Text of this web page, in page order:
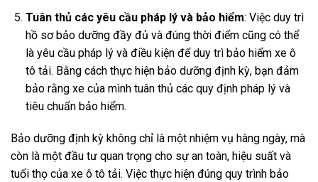
Tuân thủ các yêu cầu pháp lý và bảo hiểm: Việc duy trì
hồ sơ bảo dưỡng đầy đủ và đúng thời điểm cũng có thể
là yêu cầu pháp lý và điều kiện để duy trì bảo hiểm xe ô
tô tải. Bằng cách thực hiện bảo dưỡng định kỳ, bạn đảm
bảo rằng xe của mình tuân thủ các quy định pháp lý và
tiêu chuẩn bảo hiểm.
Bảo dưỡng định kỳ không chỉ là một nhiệm vụ hàng ngày, mà
còn là một đầu tư quan trọng cho sự an toàn, hiệu suất và
tuổi thọ của xe ô tô tải. Việc thực hiện đúng quy trình bảo